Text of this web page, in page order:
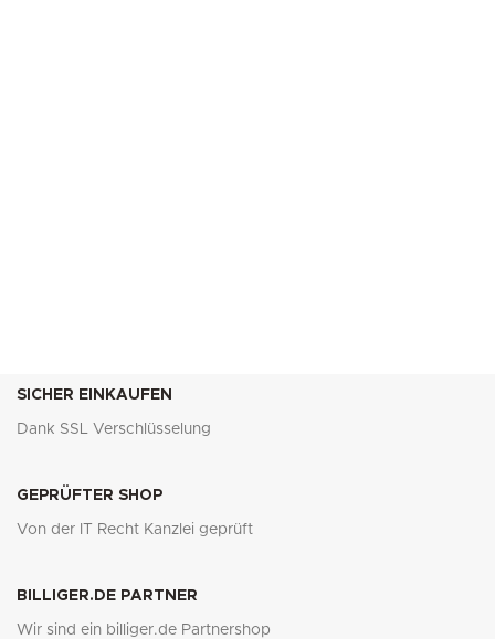
SICHER EINKAUFEN
Dank SSL Verschlüsselung
GEPRÜFTER SHOP
Von der IT Recht Kanzlei geprüft
BILLIGER.DE PARTNER
Wir sind ein billiger.de Partnershop